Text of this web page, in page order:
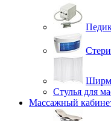
Стулья для
Массажный